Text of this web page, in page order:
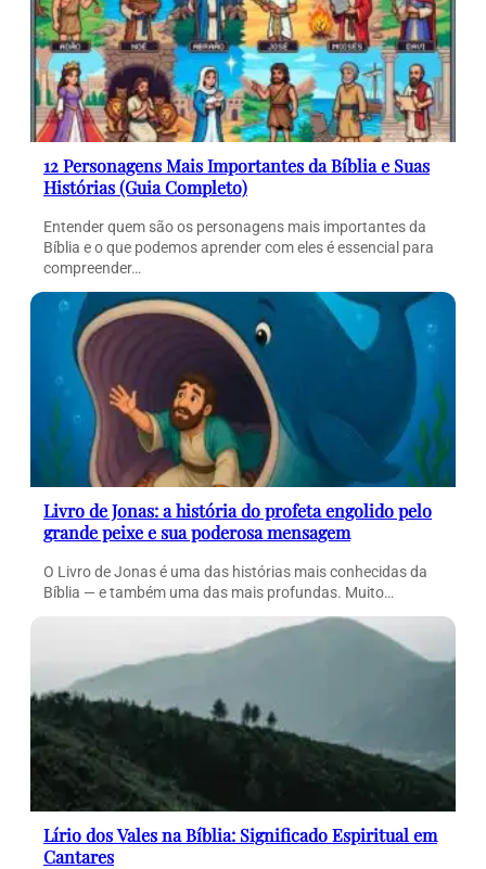
12 Personagens Mais Importantes da Bíblia e Suas
Histórias (Guia Completo)
Entender quem são os personagens mais importantes da
Bíblia e o que podemos aprender com eles é essencial para
compreender…
Livro de Jonas: a história do profeta engolido pelo
grande peixe e sua poderosa mensagem
O Livro de Jonas é uma das histórias mais conhecidas da
Bíblia — e também uma das mais profundas. Muito…
Lírio dos Vales na Bíblia: Significado Espiritual em
Cantares